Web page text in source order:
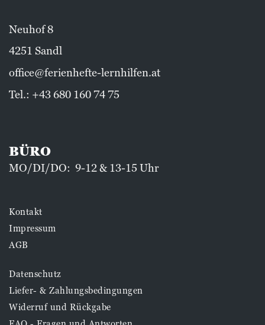
Neuhof 8
4251 Sandl
office@ferienhefte-lernhilfen.at
Tel.: +43 680 160 74 75
BÜRO
MO/DI/DO: 9-12 & 13-15 Uhr
Kontakt
Impressum
AGB
Datenschutz
Liefer- & Zahlungsbedingungen
Widerruf und Rückgabe